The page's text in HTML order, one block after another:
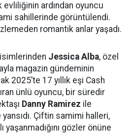
evliliğinin ardından oyuncu
sahillerinde görüntülendi.
romantik anlar yaşadı.
Jessica Alba, özel
magazin gündeminin
2025’te 17 yıllık eşi Cash
ünlü oyuncu, bir süredir
Danny Ramirez ile
Çiftin samimi halleri,
yaşanmadığını gözler önüne